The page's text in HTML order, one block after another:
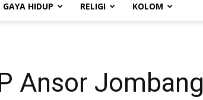
GAYA HIDUP RELIGI KOLOM
Ansor Jombang